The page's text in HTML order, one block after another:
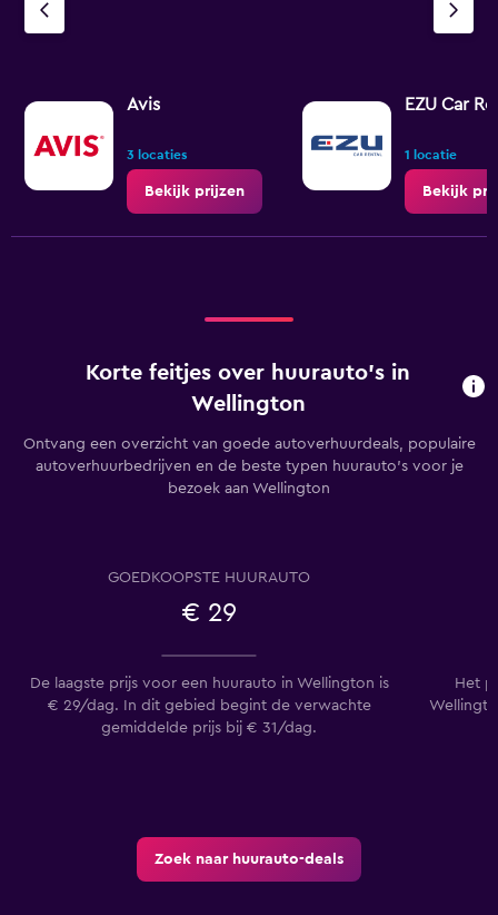
Avis
3 locaties
Bekijk prijzen
EZU Car
1 locatie
Bekijk
Korte feitjes over huurauto's in
Wellington
Ontvang een overzicht van goede autoverhuurdeals, populaire
autoverhuurbedrijven en de beste typen huurauto's voor je
bezoek aan Wellington
GOEDKOOPSTE HUURAUTO
€ 29
De laagste prijs voor een huurauto in Wellington is
€ 29/dag. In dit gebied begint de verwachte
gemiddelde prijs bij € 31/dag.
Het
Zoek naar huurauto-deals